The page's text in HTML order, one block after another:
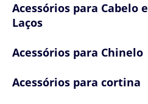
Acessórios para Cabelo e
Laços
Acessórios para Chinelo
Acessórios para cortina